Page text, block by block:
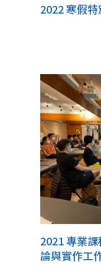
2022 寒假
2021 專業
論與實作工